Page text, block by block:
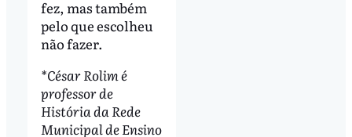
fez, mas também
pelo que escolheu
não fazer.
*César Rolim é
professor de
História da Rede
Municipal de Ensino